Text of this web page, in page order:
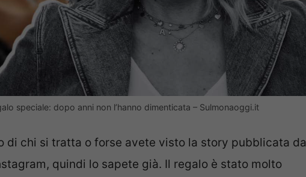
speciale: dopo anni non l’hanno dimenticata – Sulmonaoggi.it
di chi si tratta o forse avete visto la story pubblicata da
quindi lo sapete già. Il regalo è stato molto